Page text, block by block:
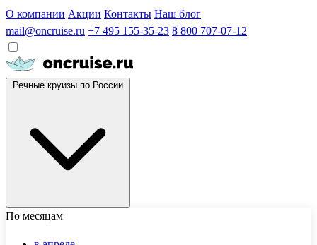
О компании Акции Контакты Наш блог
mail@oncruise.ru +7 495 155-35-23 8 800 707-07-12
По месяцам